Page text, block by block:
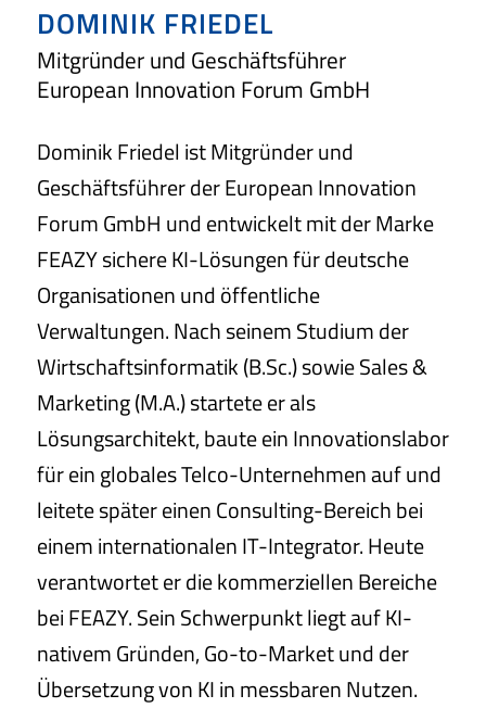
DOMINIK FRIEDEL
Mitgründer und Geschäftsführer
European Innovation Forum GmbH
Dominik Friedel ist Mitgründer und
Geschäftsführer der European Innovation
Forum GmbH und entwickelt mit der Marke
FEAZY sichere KI-Lösungen für deutsche
Organisationen und öffentliche
Verwaltungen. Nach seinem Studium der
Wirtschaftsinformatik (B.Sc.) sowie Sales &
Marketing (M.A.) startete er als
Lösungsarchitekt, baute ein Innovationslabor
für ein globales Telco-Unternehmen auf und
leitete später einen Consulting-Bereich bei
einem internationalen IT-Integrator. Heute
verantwortet er die kommerziellen Bereiche
bei FEAZY. Sein Schwerpunkt liegt auf KI-
nativem Gründen, Go-to-Market und der
Übersetzung von KI in messbaren Nutzen.